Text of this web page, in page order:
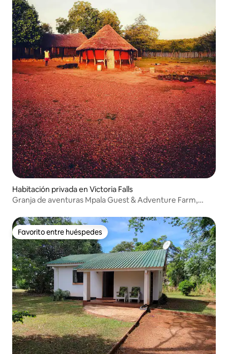
Habitación privada en Victoria Falls
Granja de aventuras Mpala Guest & Adventure Farm,
Favorito entre huéspedes
Favorito entre huéspedes